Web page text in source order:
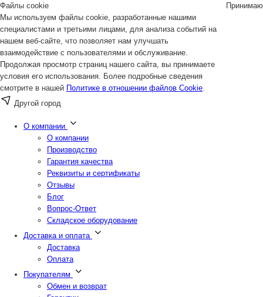
Файлы cookie
Мы используем файлы cookie, разработанные нашими
специалистами и третьими лицами, для анализа событий на
нашем веб-сайте, что позволяет нам улучшать
взаимодействие с пользователями и обслуживание.
Продолжая просмотр страниц нашего сайта, вы принимаете
условия его использования. Более подробные сведения
смотрите в нашей Политике в отношении файлов Cookie.
Принимаю
Другой город
О компании
О компании
Производство
Гарантия качества
Реквизиты и сертификаты
Отзывы
Блог
Вопрос-Ответ
Складское оборудование
Доставка и оплата
Доставка
Оплата
Покупателям
Обмен и возврат